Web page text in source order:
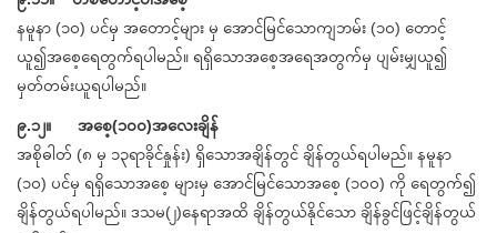
နမူနာ (၁၀) ပင်မှ အတောင့်များ မှ အောင်မြင်သောကျဘမ်း (၁၀) တောင့်
ယူ၍အစေ့ရေတွက်ရပါမည်။ ရရှိသောအစေ့အရေအတွက်မှ ပျမ်းမျှယူ၍
မှတ်တမ်းယူရပါမည်။
၉.၁၂။ အစေ့(၁၀၀)အလေးချိန်
အစိုဓါတ် (၈ မှ ၁၃ရာခိုင်နှုန်း) ရှိသောအချိန်တွင် ချိန်တွယ်ရပါမည်။ နမူနာ
(၁၀) ပင်မှ ရရှိသောအစေ့ များမှ အောင်မြင်သောအစေ့ (၁၀၀) ကို ရေတွက်၍
ချိန်တွယ်ရပါမည်။ ဒသမ(၂)နေရာအထိ ချိန်တွယ်နိုင်သော ချိန်ခွင်ဖြင့်ချိန်တွယ်